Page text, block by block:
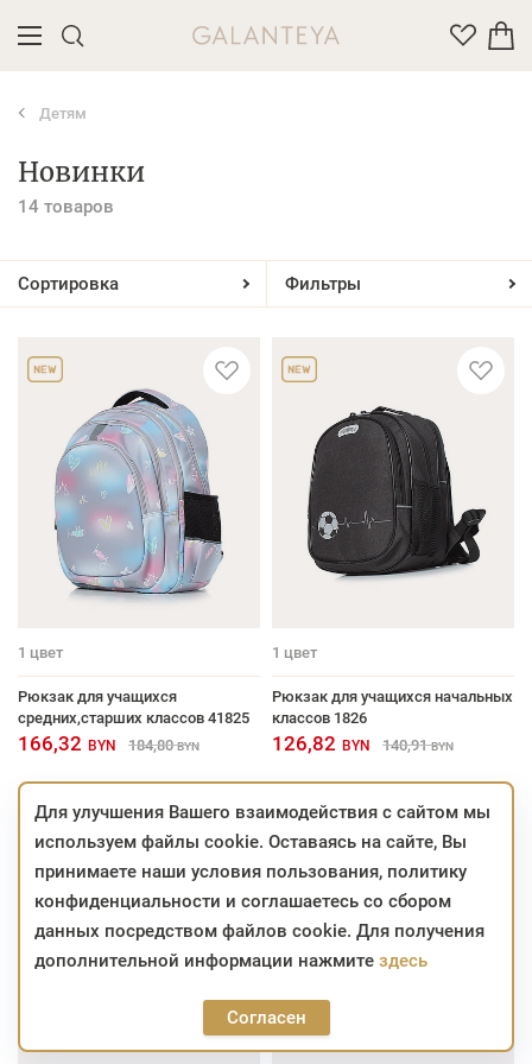
Введите название или артикул товара
Детям
Новинки
14 товаров
Сортировка Фильтры
1 цвет
Рюкзак для учащихся
средних,старших классов 41825
166,32 BYN 184,80 BYN
1 цвет
Рюкзак для учащихся начальных
классов 1826
126,82 BYN 140,91 BYN
Для улучшения Вашего взаимодействия с сайтом мы
используем файлы cookie. Оставаясь на сайте, Вы
принимаете наши условия пользования, политику
конфиденциальности и соглашаетесь со сбором
данных посредством файлов cookie. Для получения
дополнительной информации нажмите здесь
Согласен